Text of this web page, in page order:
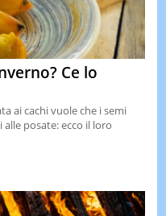
Ce lo
ai cachi vuole che i semi
posate: ecco il loro